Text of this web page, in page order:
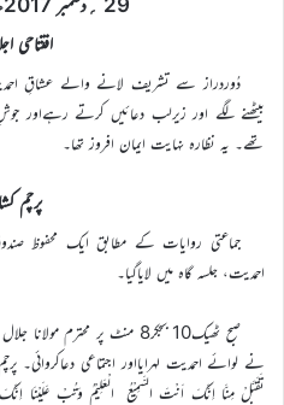
29 ؍دسمبر 2017ء بروز جمعۃ المبارک
افتتاحی
دُوردراز سے تشریف لانے والے عشاقِ
بیٹھنے لگے اور زیرلب دعائیں کرتے رہےاور
تھے۔ یہ نظارہ نہایت ایمان افروز تھا۔
پرچم
جماعتی روایات کے مطابق ایک محفوظ
احمدیت، جلسہ گاہ میں لایاگیا۔
صبح ٹھیک10 بجکر8 منٹ پر
نے لوائے احمدیت لہرایااور اجتماعی دعاکروائی۔
تَقَبَّلْ مِنَّا اِنَّکَ اَنْتَ السَّمِیْعُ الْعَلِیْمُ وَتُبْ عَلَیْنَا